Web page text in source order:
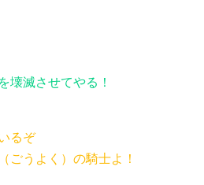
壊滅させてやる！
るぞ
ごうよく）の騎士よ！